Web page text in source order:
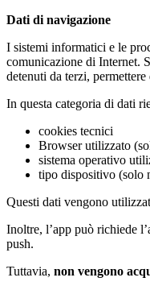
Dati di navigazione
I sistemi informatici e le
comunicazione di Internet.
detenuti da terzi,
In questa categoria di dati
cookies tecnici
Browser utilizzato
sistema operativo
tipo dispositivo (solo
Questi dati vengono
Inoltre, l’app può richiede
push.
Tuttavia, non vengono